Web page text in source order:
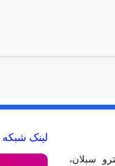
سبلان،
لینک